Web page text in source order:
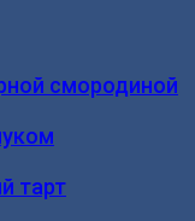
смородиной
тарт